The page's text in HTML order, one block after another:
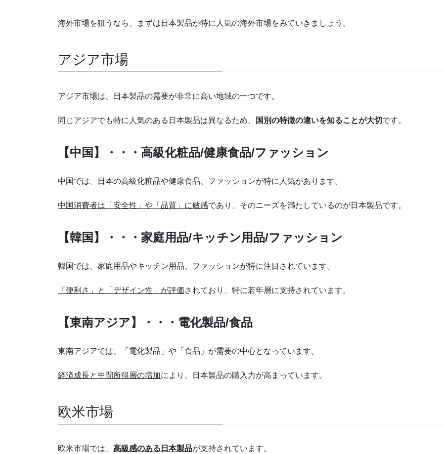
海外市場を狙うなら、まずは日本製品が特に人気の海外市場をみていきましょう。
アジア市場
アジア市場は、日本製品の需要が非常に高い地域の一つです。
同じアジアでも特に人気のある日本製品は異なるため、 国別の特徴の違いを知ることが大切 です。
【中国】・・・高級化粧品/健康食品/ファッション
中国では、日本の高級化粧品や健康食品、ファッションが特に人気があります。
中国消費者は「安全性」や「品質」に敏感であり、そのニーズを満たしているのが日本製品です。
【韓国】・・・家庭用品/キッチン用品/ファッション
韓国では、家庭用品やキッチン用品、ファッションが特に注目されています。
「便利さ」と「デザイン性」が評価されており、特に若年層に支持されています。
【東南アジア】・・・電化製品/食品
東南アジアでは、「電化製品」や「食品」が需要の中心となっています。
経済成長と中間所得層の増加により、日本製品の購入力が高まっています。
欧米市場
欧米市場では、 高級感のある日本製品が支持されています。